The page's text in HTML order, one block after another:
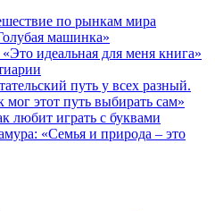
по рынкам мира
машинка»
идеальная для меня книга»
путь у всех разный.
мог этот путь выбирать сам»
любит играть с буквами
«Семья и природа – это